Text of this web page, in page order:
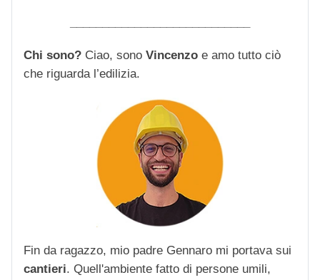
Chi sono? Ciao, sono Vincenzo e amo tutto ciò
che riguarda l’edilizia.
Fin da ragazzo, mio padre Gennaro mi portava sui
cantieri. Quell'ambiente fatto di persone umili,